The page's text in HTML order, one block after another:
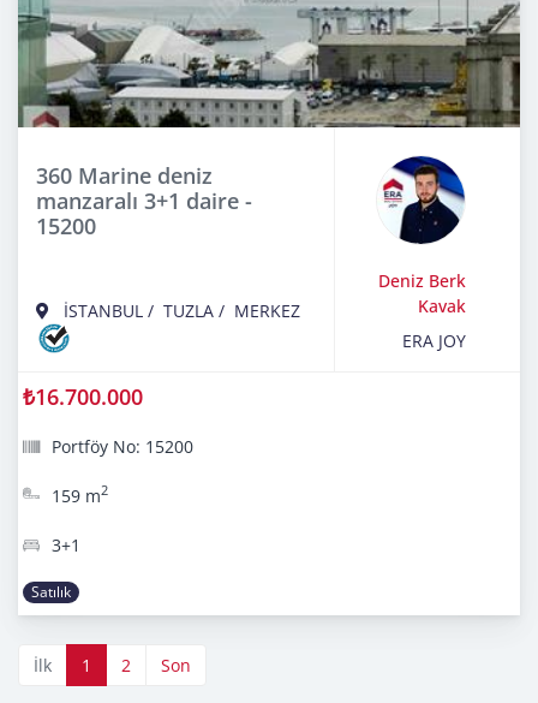
360 Marine deniz
manzaralı 3+1 daire -
15200
İSTANBUL / TUZLA / MERKEZ
Deniz Berk
Kavak
ERA JOY
₺16.700.000
Portföy No: 15200
159 m2
3+1
Satılık
İlk 1 2 Son